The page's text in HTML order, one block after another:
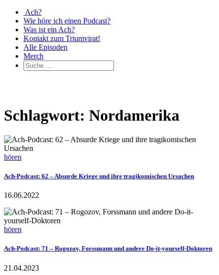
Ach?
Wie höre ich einen Podcast?
Was ist ein Ach?
Kontakt zum Triumvirat!
Alle Episoden
Merch
Schlagwort: Nordamerika
hören
Ach-Podcast: 62 – Absurde Kriege und ihre tragikomischen Ursachen
16.06.2022
hören
Ach-Podcast: 71 – Rogozov, Forssmann und andere Do-it-yourself-Doktoren
21.04.2023